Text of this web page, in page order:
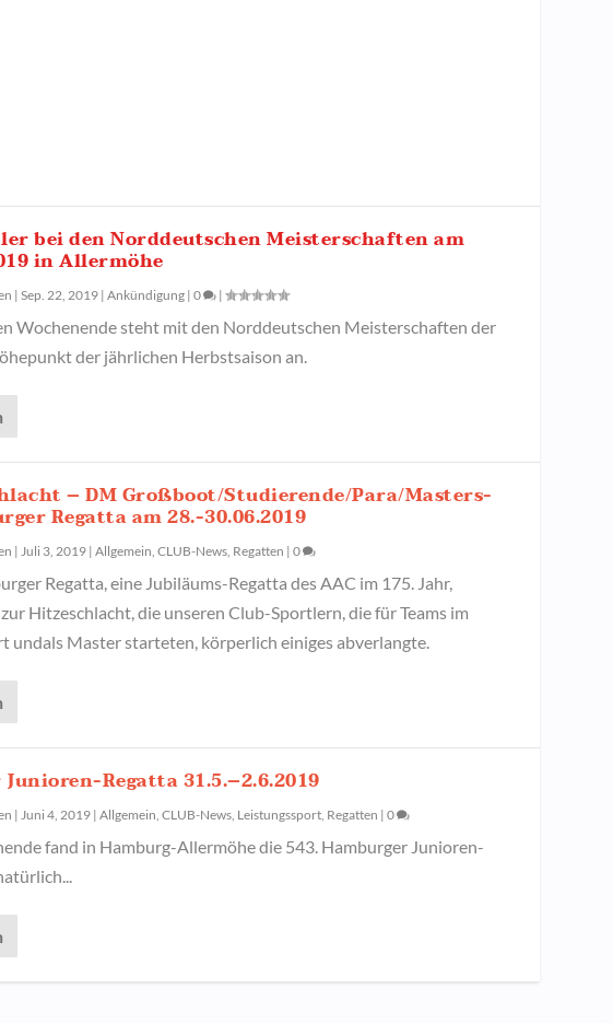
bei den Norddeutschen Meisterschaften am
in Allermöhe
| Sep. 22, 2019 | Ankündigung | 0 |
Wochenende steht mit den Norddeutschen Meisterschaften der
der jährlichen Herbstsaison an.
– DM Großboot/Studierende/Para/Masters-
Regatta am 28.-30.06.2019
| Juli 3, 2019 | Allgemein, CLUB-News, Regatten | 0
Regatta, eine Jubiläums-Regatta des AAC im 175. Jahr,
Hitzeschlacht, die unseren Club-Sportlern, die für Teams im
undals Master starteten, körperlich einiges abverlangte.
Regatta 31.5.–2.6.2019
| Juni 4, 2019 | Allgemein, CLUB-News, Leistungssport, Regatten | 0
fand in Hamburg-Allermöhe die 543. Hamburger Junioren-